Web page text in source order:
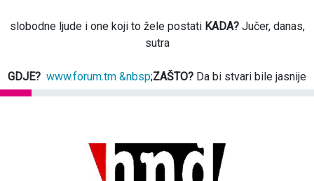
slobodne ljude i one koji to žele postati KADA?Jučer, danas,
sutra
GDJE? www.forum.tm &nbsp;ZAŠTO? Da bi stvari bile jasnije